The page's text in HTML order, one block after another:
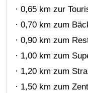
· 0,65 km zur
· 0,70 km zum
· 0,90 km zum
· 1,00 km zum
· 1,20 km zum
· 1,50 km zum